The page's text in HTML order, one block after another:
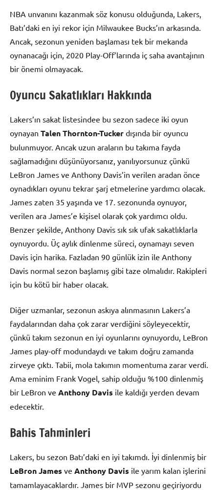
NBA unvanını kazanmak söz konusu olduğunda, Lakers,
Batı’daki en iyi rekor için Milwaukee Bucks’ın arkasında.
Ancak, sezonun yeniden başlaması tek bir mekanda
oynanacağı için, 2020 Play-Off’larında iç saha avantajının
bir önemi olmayacak.
Oyuncu Sakatlıkları Hakkında
Lakers’ın sakat listesindee bu sezon sadece iki oyun
oynayan Talen Thornton-Tucker dışında bir oyuncu
bulunmuyor. Ancak uzun araların bu takıma fayda
sağlamadığını düşünüyorsanız, yanılıyorsunuz çünkü
LeBron James ve Anthony Davis’in verilen aradan önce
oynadıkları oyunu tekrar şarj etmelerine yardımcı olacak.
James zaten 35 yaşında ve 17. sezonunda oynuyor,
verilen ara James’e kişisel olarak çok yardımcı oldu.
Benzer şekilde, Anthony Davis sık sık ufak sakatlıklarla
oynuyordu. Üç aylık dinlenme süreci, oynamayı seven
Davis için harika. Fazladan 90 günlük izin ile Anthony
Davis normal sezon başlamış gibi taze olmalıdır. Rakipleri
için bu kötü bir haber olacak.
Diğer uzmanlar, sezonun askıya alınmasının Lakers’a
faydalarından daha çok zarar verdiğini söyleyecektir,
çünkü takım sezonun en iyi oyunlarını oynuyordu, LeBron
James play-off modundaydı ve takım doğru zamanda
zirveye çıktı. Tabii, mola takımın momentuma zarar verdi.
Ama eminim Frank Vogel, sahip olduğu %100 dinlenmiş
bir LeBron ve Anthony Davis ile kaldığı yerden devam
edecektir.
Bahis Tahminleri
Lakers, bu sezon Batı’daki en iyi takımdı. İyi dinlenmiş bir
LeBron James ve Anthony Davis ile yarım kalan işlerini
tamamlayacaklardır. James bir MVP sezonu geçiriyordu